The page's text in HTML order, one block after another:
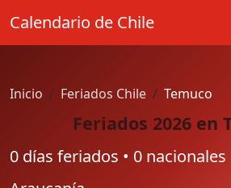
Calendario de Chile
Inicio Feriados Chile Temuco
Feriados 2026 en
0 días feriados • 0 nacionales